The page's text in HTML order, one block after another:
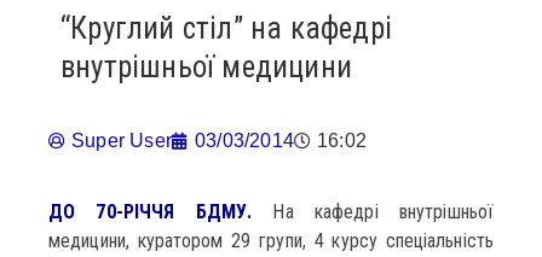
“Круглий стіл” на кафедрі
внутрішньої медицини
Super User 03/03/2014 16:02
ДО 70-РІЧЧЯ БДМУ.
На кафедрі внутрішньої
медицини, куратором 29 групи, 4 курсу спеціальність